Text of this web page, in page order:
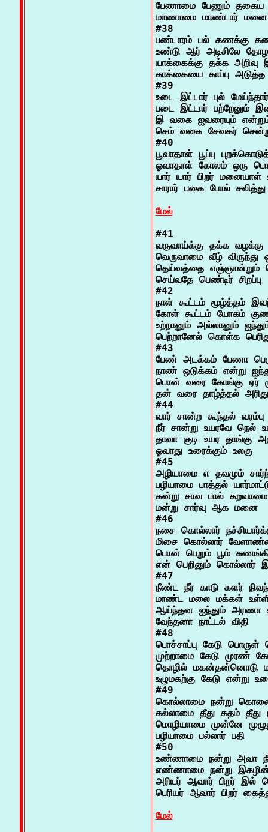
பேணாமை பேணும் தகைய
மாணாமை மாண்டார் மனை
#38
பண்டாரம் பல் கணக்கு
உண்டு ஆர் அடிசிலே
யாக்கைக்கு தக்க அறிவு
காக்கையை காப்பு
#39
உடை இட்டார் புல்
படை இட்டார் பற்றேனும்
இ வகை ஐவரையும்
செம் வகை சேவகர்
#40
பூவாதாள் பூப்பு
ஓவாதாள் கோலம் ஒரு
யார் யார் பிறர் மனையாள்
சாரார் பகை போல் சலித்து
மேல்
#41
வருவாய்க்கு தக்க வழக்கு
வெருவாமை வீழ் விருந்து
தெய்வத்தை எஞ்ஞான்றும்
செய்வதே பெண்டிர் சிறப்பு
#42
நாள் கூட்டம் மூழ்த்தம்
கோள் கூட்டம் யோகம்
உற்றானும் அல்லானும்
பெற்றானேல் கொள்க
#43
பேண் அடக்கம் பேணா
நாண் ஒடுக்கம் என்று
பொன் வரை கோங்கு ஏர்
தன் வரை தாழ்த்தல் அரிது
#44
வார் சான்ற கூந்தல்
நீர் சான்று உயரவே நெல்
தாவா குடி உயர தாங்கு
ஓவாது உரைக்கும் உலகு
#45
அழியாமை எ தவமும்
பழியாமை பாத்தல்
கன்று சாவ பால்
மன்று சார்வு ஆக மனை
#46
நசை கொல்லார்
மிசை கொல்லார்
பொன் பெறும் பூம்
என் பெறினும் கொல்லார்
#47
நீண்ட நீர் காடு களர்
மாண்ட மலை மக்கள்
ஆய்ந்தன ஐந்தும் அரணா
வேந்தனா நாட்டல் விதி
#48
பொச்சாப்பு கேடு பொருள்
முற்றாமை கேடு முரண்
தொழில் மகன்தன்னொடு
உழுமகற்கு கேடு என்று
#49
கொல்லாமை நன்று கொலை
கல்லாமை தீது கதம் தீது
மொழியாமை முன்னே
பழியாமை பல்லார் பதி
#50
உண்ணாமை நன்று அவா
எண்ணாமை நன்று
அரியர் ஆவார் பிறர் இல்
பெரியர் ஆவார் பிறர்
மேல்